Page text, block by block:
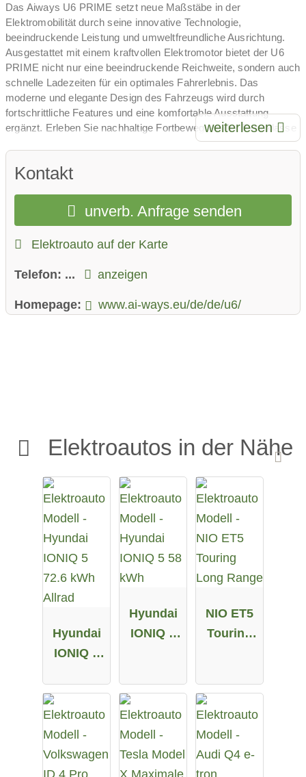
Das Aiways U6 PRIME setzt neue Maßstäbe in der
Elektromobilität durch seine innovative Technologie,
beeindruckende Leistung und umweltfreundliche Ausrichtung.
Ausgestattet mit einem kraftvollen Elektromotor bietet der U6
PRIME nicht nur eine beeindruckende Reichweite, sondern auch
schnelle Ladezeiten für ein optimales Fahrerlebnis. Das
moderne und elegante Design des Fahrzeugs wird durch
fortschrittliche Features und eine komfortable Ausstattung
ergänzt. Erleben Sie nachhaltige Fortbewegung der Extraklasse
mit dem Aiways U6 PRIME, das Fahrspaß und
weiterlesen
Kontakt
unverb. Anfrage senden
Elektroauto auf der Karte
Telefon: ... anzeigen
Homepage: www.ai-ways.eu/de/de/u6/
Elektroautos in der Nähe
Hyundai
IONIQ 5
Allrad
Hyundai
IONIQ 5
NIO ET5
Touring